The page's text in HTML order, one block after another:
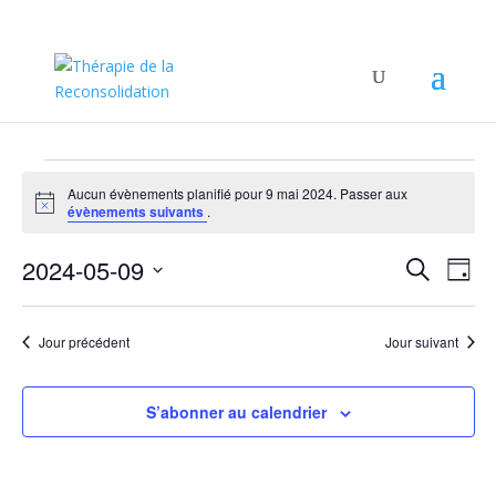
Évènements
for
mai
2024
Notice
Aucun évènements planifié pour 9 mai 2024. Passer aux
évènements suivants .
et
de
vues
Recherche
de
Jour
2024-05-09
date.Jour précédent Jour suivant
S’abonner au calendrier